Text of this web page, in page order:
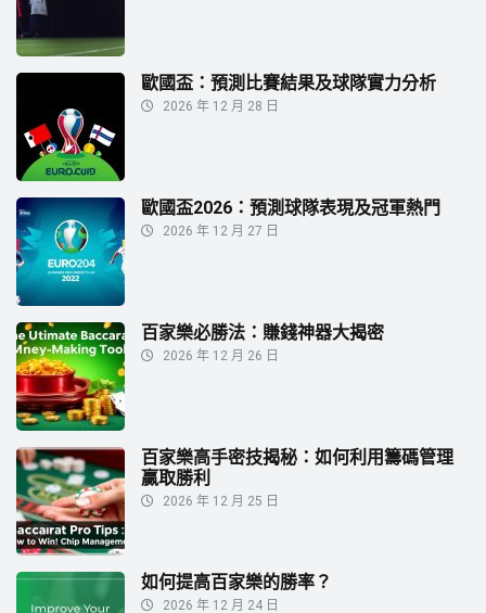
歐國盃：預測比賽結果及球隊實力分析
2026 年 12 月 28 日
歐國盃2026：預測球隊表現及冠軍熱門
2026 年 12 月 27 日
百家樂必勝法：賺錢神器大揭密
2026 年 12 月 26 日
百家樂高手密技揭秘：如何利用籌碼管理
贏取勝利
2026 年 12 月 25 日
如何提高百家樂的勝率？
2026 年 12 月 24 日